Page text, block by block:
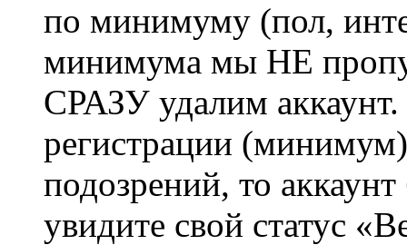
по минимуму (пол,
минимума мы НЕ
СРАЗУ удалим
регистрации
подозрений, то
увидите свой статус